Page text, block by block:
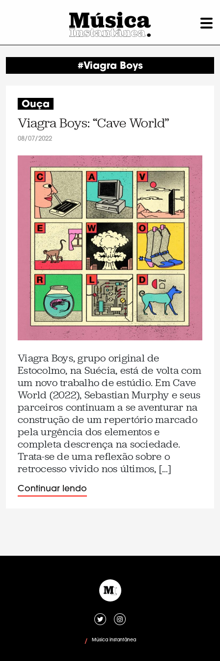
#Viagra Boys
Ouça
Viagra Boys: “Cave World”
08/07/2022
Viagra Boys, grupo original de
Estocolmo, na Suécia, está de volta com
um novo trabalho de estúdio. Em Cave
World (2022), Sebastian Murphy e seus
parceiros continuam a se aventurar na
construção de um repertório marcado
pela urgência dos elementos e
completa descrença na sociedade.
Trata-se de uma reflexão sobre o
retrocesso vivido nos últimos, […]
Continuar lendo
/ Música instantânea